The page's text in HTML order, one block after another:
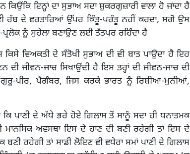
ਇਨ੍ਹਾਂ ਦਾ ਸੁਭਾਅ ਸਦਾ ਸ਼ੁਕਰਗੁਜ਼ਾਰੀ ਵਾਲਾ ਹੋ ਜਾਂਦਾ ਹੈ
ਰੱਬ ਦੇ ਵਰਤਾਰਿਆਂ ਉੱਪਰ ਕਿੰਤੂ-ਪਰੰਤੂ ਨਹੀਂ ਕਰਦਾ, ਸਗੋਂ ਉਸ
ਨੂੰ ਸੁਹੇਲਾ ਬਣਾਉਣ ਲਈ ਤੱਤਪਰ ਰਹਿੰਦਾ ਹੈ
ਵਿਅਕਤੀ ਦੇ ਸੰਤੋਖੀ ਸੁਭਾਅ ਦੀ ਵੀ ਬਾਤ ਪਾਉਂਦਾ ਹੈ ਇਹ
ਜੀਵਨ-ਜਾਚ ਸਿਖਾਉਂਦੀ ਹੈ ਇਸ ਤਰ੍ਹਾਂ ਦੀ ਜੀਵਨ-ਜਾਚ ਦੀ
ਗੁਰੂ-ਪੀਰ, ਪੈਗੰਬਰ, ਜਿਸ ਕਰਕੇ ਭਾਰਤ ਨੂੰ ਰਿਸ਼ੀਆਂ-ਮੁਨੀਆਂ,
ਪਾਣੀ ਦੇ ਅੱਧੇ ਭਰੇ ਹੋਏ ਗਿਲਾਸ ਤੋਂ ਸਾਨੂੰ ਸਦਾ ਹੀ ਧਨਾਤਮਕ
ਮਾਨਸਿਕ ਅਵਸਥਾ ਇਸ ਦੇ ਹਾਣ ਦੀ ਬਣੀ ਰਹੇਗੀ ਤਾਂ ਇਸ ਦੇ
ਰਹੇਗੀ ਤਾਂ ਸਾਡੀ ਲੋਇਣ ਵੀ ਵਧੇਰਾ ਸਮਾਂ ਪਾਣੀ ਦੇ ਗਿਲਾਸ